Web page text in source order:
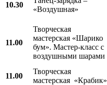
10.30
«Воздушная»
11.00
Творческая
мастерская «Шарико
бум». Мастер-класс с
воздушными шарами
11.00
Творческая
мастерская «Крабик»